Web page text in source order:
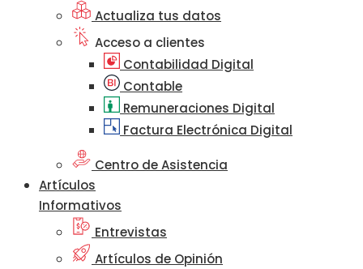
Actualiza tus datos
Acceso a clientes
Contabilidad Digital
Contable
Remuneraciones Digital
Factura Electrónica Digital
Centro de Asistencia
Artículos
Informativos
Entrevistas
Artículos de Opinión